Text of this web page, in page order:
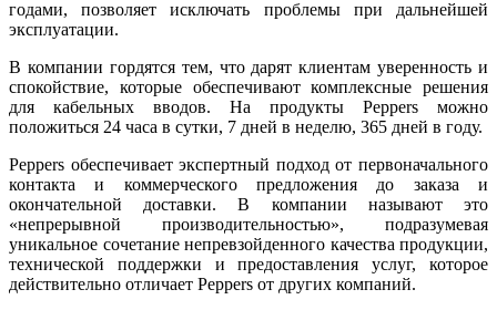
годами, позволяет исключать проблемы при дальнейшей
эксплуатации.
В компании гордятся тем, что дарят клиентам уверенность и
спокойствие, которые обеспечивают комплексные решения
для кабельных вводов. На продукты Peppers можно
положиться 24 ча­са в сутки, 7 дней в неделю, 365 дней в году.
Peppers обеспечивает экспертный подход от первоначального
контакта и коммерческого предложения до заказа и
окончательной доставки. В компании называют это
«непрерывной производительностью», подразумевая
уникальное сочетание непревзойденного качества продукции,
технической поддержки и предоставления услуг, которое
действительно отличает Peppers от других компаний.